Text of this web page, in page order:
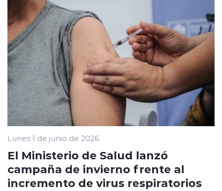
Lunes 1 de junio de 2026
El Ministerio de Salud lanzó
campaña de invierno frente al
incremento de virus respiratorios